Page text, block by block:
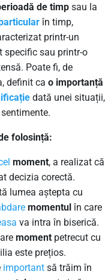
de timp sau la
în timp,
printr-un
specific sau printr-o
Poate fi, de
definit ca o importanță
dată unei situații,
folosință:
moment, a realizat că
decizia corectă.
lumea aștepta cu
momentulîn care
va intra în biserică.
moment petrecut cu
este prețios.
important să trăim în